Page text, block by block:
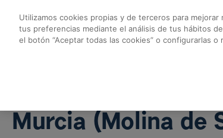
Almacén Murcia -
Murcia (Molina de
Utilizamos cookies propias y de terceros para
tus preferencias mediante el análisis de tus hábitos
el botón “Aceptar todas las cookies” o configurarlas o